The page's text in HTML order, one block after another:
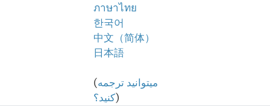
ภาษาไทย
한국어
中文（简体）
日本語
(میتوانید ترجمه
کنید؟)